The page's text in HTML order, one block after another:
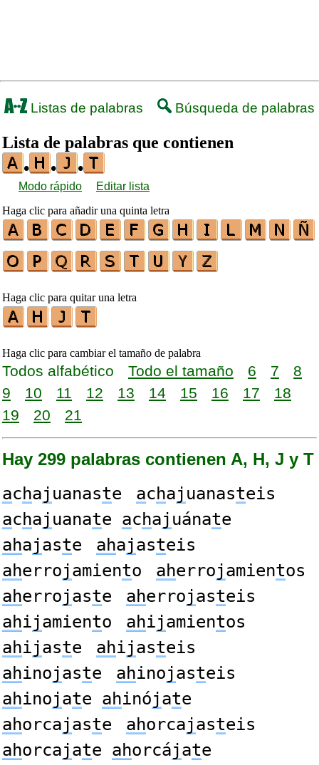
Listas de palabras Búsqueda de palabras
Lista de palabras que contienen
•
• •
Modo rápido
Editar lista
Haga clic para añadir una quinta letra
Haga clic para quitar una letra
Haga clic para cambiar el tamaño de palabra
Todos alfabético Todo el tamaño 6 7
8
9
10 11 12 13 14 15 16 17
18
19
20 21
Hay 299 palabras contienen A, H, J y T
achaj uanaste achaj uanasteis
achaj uanate achaj uánate
ahajaste ahajasteis
aherrojamiento aherrojamientos
aherrojaste aherrojasteis
ahijamiento ahijamientos
ahijaste ahijasteis
ahinojaste ahinojasteis
ahinojate ahinójate
ahorcajaste ahorcajasteis
ahorcajate ahorcájate